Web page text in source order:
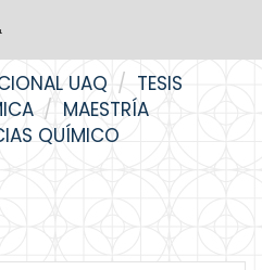
UAQ
TESIS
MAESTRÍA
QUÍMICO